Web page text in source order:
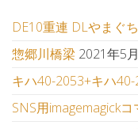
DE10重連 DLやまぐ
惣郷川橋梁 2021年5
キハ40-2053+キハ
SNS用imagemagickコ